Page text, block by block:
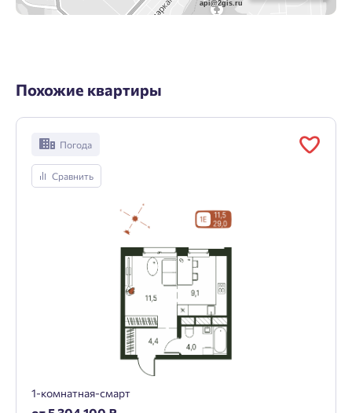
api@2gis.ru
Похожие квартиры
Погода
Сравнить
1-комнатная-смарт